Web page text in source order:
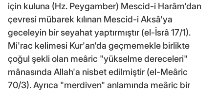
için kuluna (Hz. Peygamber) Mescid-i Harâm'dan
çevresi mübarek kılınan Mescid-i Aksâ'ya
geceleyin bir seyahat yaptırmıştır (el-İsrâ 17/1).
Mi'rac kelimesi Kur'an'da geçmemekle birlikte
çoğul şekli olan meâric "yükselme dereceleri"
mânasında Allah'a nisbet edilmiştir (el-Meâric
70/3). Ayrıca "merdiven" anlamında meâric bir